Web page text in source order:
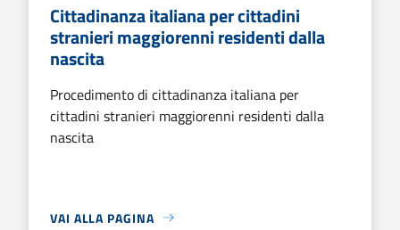
Cittadinanza italiana per cittadini
stranieri maggiorenni residenti dalla
nascita
Procedimento di cittadinanza italiana per
cittadini stranieri maggiorenni residenti dalla
nascita
VAI ALLA PAGINA